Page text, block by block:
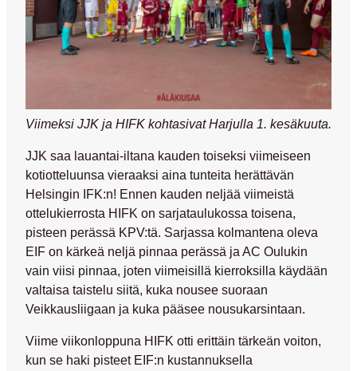
Viimeksi JJK ja HIFK kohtasivat Harjulla 1. kesäkuuta.
JJK saa lauantai-iltana kauden toiseksi viimeiseen
kotiotteluunsa vieraaksi aina tunteita herättävän
Helsingin IFK:n! Ennen kauden neljää viimeistä
ottelukierrosta HIFK on sarjataulukossa toisena,
pisteen perässä KPV:tä. Sarjassa kolmantena oleva
EIF on kärkeä neljä pinnaa perässä ja AC Oulukin
vain viisi pinnaa, joten viimeisillä kierroksilla käydään
valtaisa taistelu siitä, kuka nousee suoraan
Veikkausliigaan ja kuka pääsee nousukarsintaan.
Viime viikonloppuna HIFK otti erittäin tärkeän voiton,
kun se haki pisteet EIF:n kustannuksella